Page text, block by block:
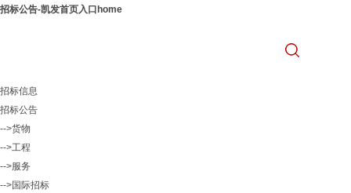
招标公告-凯发首页入口home
招标信息
招标公告
-->货物
-->工程
-->服务
-->国际招标